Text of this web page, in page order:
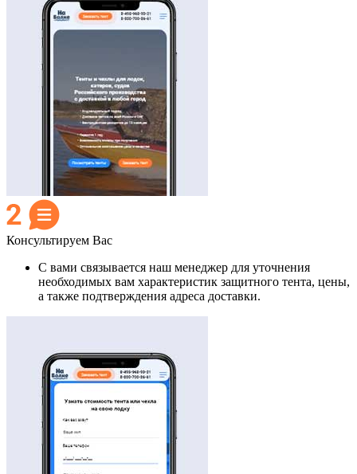
Консультируем Вас
С вами связывается наш менеджер для уточнения
необходимых вам характеристик защитного тента, цены,
а также подтверждения адреса доставки.